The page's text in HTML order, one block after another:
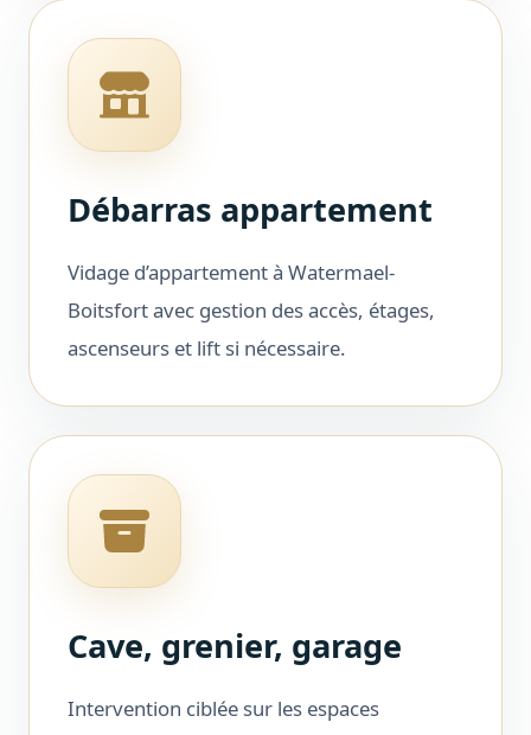
Débarras appartement
Vidage d’appartement à Watermael-
Boitsfort avec gestion des accès, étages,
ascenseurs et lift si nécessaire.
Cave, grenier, garage
Intervention ciblée sur les espaces